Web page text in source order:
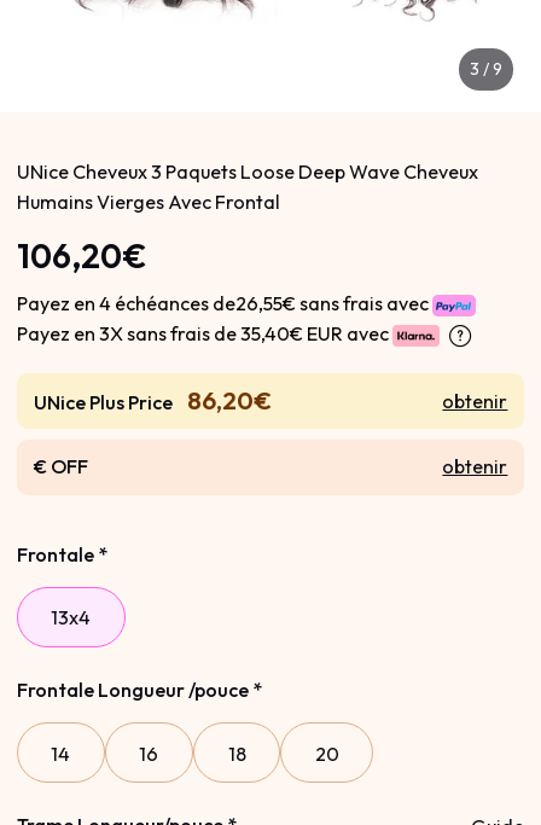
4 /9
UNice Cheveux 3 Paquets Loose Deep Wave Cheveux
Humains Vierges Avec Frontal
106,20€
Payez en 4 échéances de26,55€ sans frais avec
Payez en 3X sans frais de35,40€ EUR avec
UNice Plus Price 86,20€ obtenir
€ OFF obtenir
Frontale *
13x4
Frontale Longueur /pouce *
14 16 18 20